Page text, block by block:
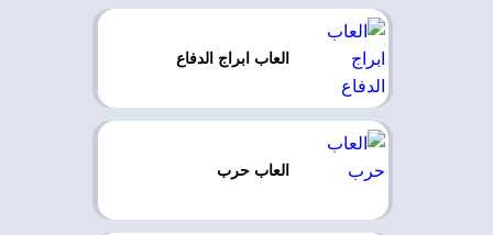
العاب ابراج الدفاع
العاب حرب